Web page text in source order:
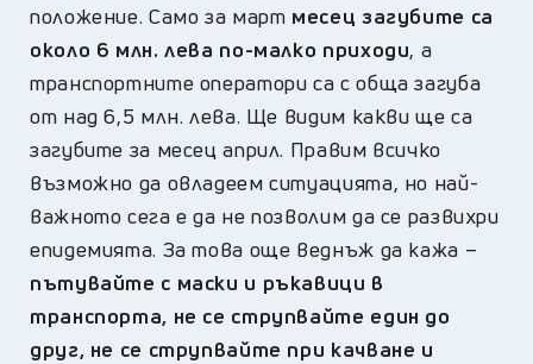
положение. Само за март месец загубите са
около 6 млн. лева по-малко приходи, а
транспортните оператори са с обща загуба
от над 6,5 млн. лева. Ще видим какви ще са
загубите за месец април. Правим всичко
възможно да овладеем ситуацията, но най-
важното сега е да не позволим да се развихри
епидемията. За това още веднъж да кажа –
пътувайте с маски и ръкавици в
транспорта, не се струпвайте един до
друг, не се струпвайте при качване и